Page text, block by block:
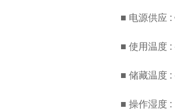
■ 电源供应 :
■ 使用温度 :
■ 储藏温度 :
■ 操作湿度 :